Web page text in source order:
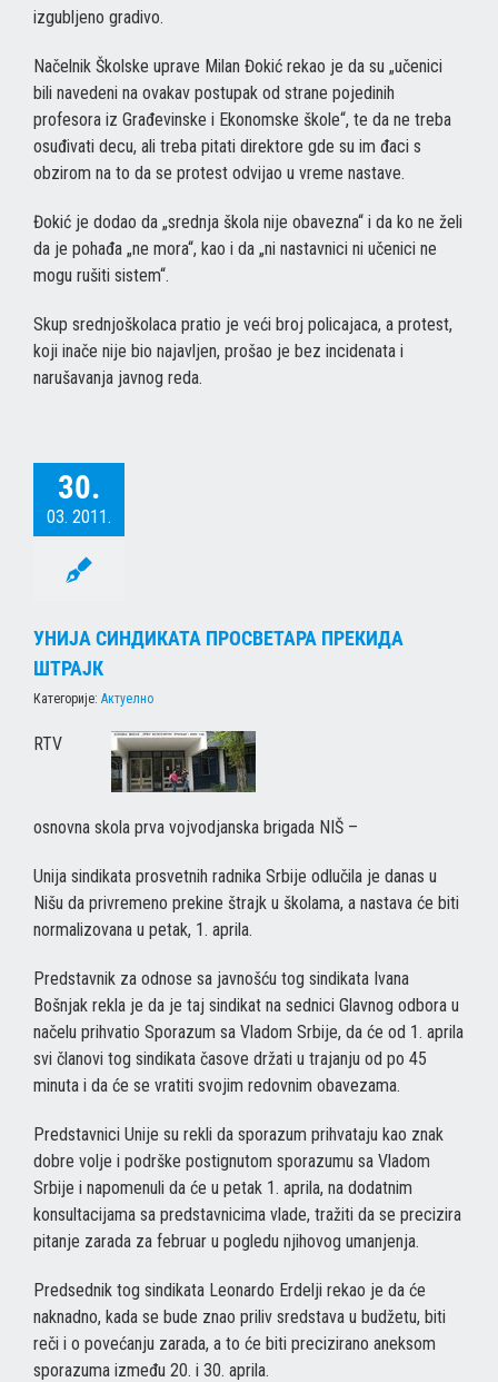
izgubljeno gradivo.
Načelnik Školske uprave Milan Đokić rekao je da su „učenici
bili navedeni na ovakav postupak od strane pojedinih
profesora iz Građevinske i Ekonomske škole“, te da ne treba
osuđivati decu, ali treba pitati direktore gde su im đaci s
obzirom na to da se protest odvijao u vreme nastave.
Đokić je dodao da „srednja škola nije obavezna“ i da ko ne želi
da je pohađa „ne mora“, kao i da „ni nastavnici ni učenici ne
mogu rušiti sistem“.
Skup srednjoškolaca pratio je veći broj policajaca, a protest,
koji inače nije bio najavljen, prošao je bez incidenata i
narušavanja javnog reda.
30.
03. 2011.
УНИЈА СИНДИКАТА ПРОСВЕТАРА ПРЕКИДА
ШТРАЈК
Категорије: Актуелно
RTV
osnovna skola prva vojvodjanska brigada NIŠ –
Unija sindikata prosvetnih radnika Srbije odlučila je danas u
Nišu da privremeno prekine štrajk u školama, a nastava će biti
normalizovana u petak, 1. aprila.
Predstavnik za odnose sa javnošću tog sindikata Ivana
Bošnjak rekla je da je taj sindikat na sednici Glavnog odbora u
načelu prihvatio Sporazum sa Vladom Srbije, da će od 1. aprila
svi članovi tog sindikata časove držati u trajanju od po 45
minuta i da će se vratiti svojim redovnim obavezama.
Predstavnici Unije su rekli da sporazum prihvataju kao znak
dobre volje i podrške postignutom sporazumu sa Vladom
Srbije i napomenuli da će u petak 1. aprila, na dodatnim
konsultacijama sa predstavnicima vlade, tražiti da se precizira
pitanje zarada za februar u pogledu njihovog umanjenja.
Predsednik tog sindikata Leonardo Erdelji rekao je da će
naknadno, kada se bude znao priliv sredstava u budžetu, biti
reči i o povećanju zarada, a to će biti precizirano aneksom
sporazuma između 20. i 30. aprila.